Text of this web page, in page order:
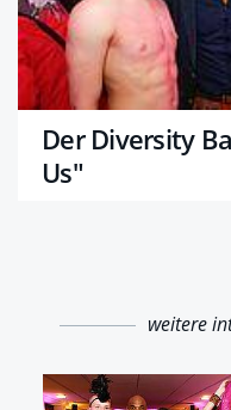
Der Diversity
Us"
weitere